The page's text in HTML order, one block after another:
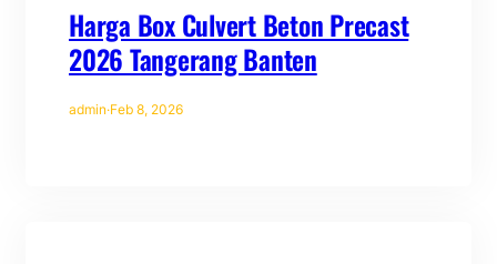
Harga Box Culvert Beton Precast
2026 Tangerang Banten
admin·Feb 8, 2026